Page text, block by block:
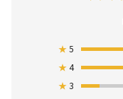
★5
★4
★3